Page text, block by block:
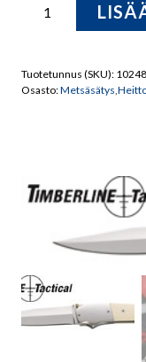
8213
Street
Tuotetunnus (SKU):
Osasto: